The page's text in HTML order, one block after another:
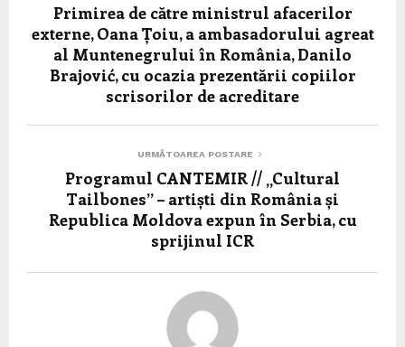
Primirea de către ministrul afacerilor
externe, Oana Țoiu, a ambasadorului agreat
al Muntenegrului în România, Danilo
Brajović, cu ocazia prezentării copiilor
scrisorilor de acreditare
URMĂTOAREA POSTARE
Programul CANTEMIR // „Cultural
Tailbones” – artiști din România și
Republica Moldova expun în Serbia, cu
sprijinul ICR